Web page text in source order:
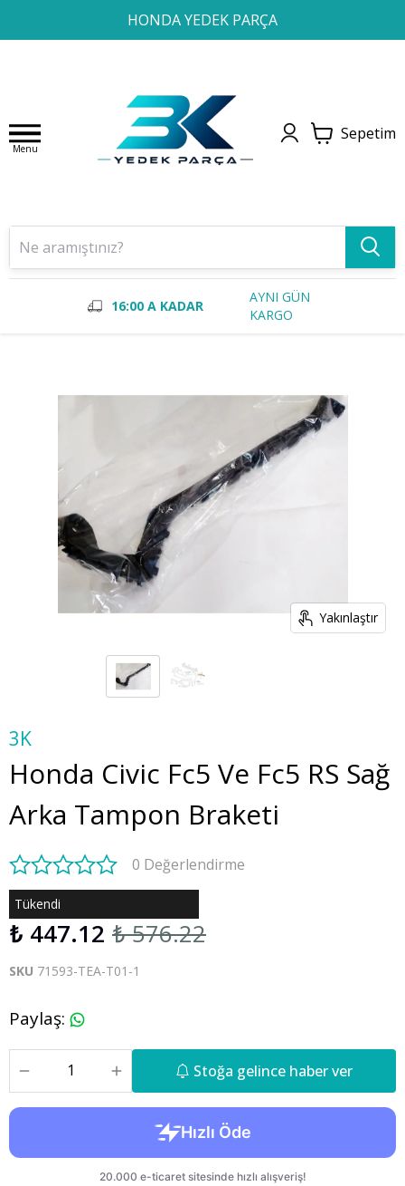
HONDA YEDEK PARÇA
1 2 3 4
Menu
Sepetim
16:00 A KADAR
AYNI GÜN
KARGO
Yakınlaştır
3K
Honda Civic Fc5 Ve Fc5 RS Sağ
Arka Tampon Braketi
0 Değerlendirme
Tükendi
₺ 447.12 ₺ 576.22
SKU 71593-TEA-T01-1
Paylaş:
Stoğa gelince haber ver